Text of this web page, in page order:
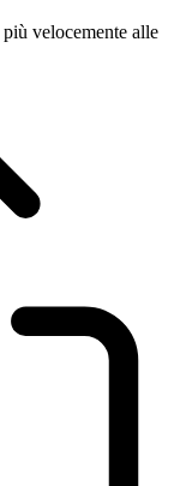
velocemente alle